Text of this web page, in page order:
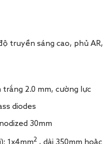
truyền sáng cao, phủ AR,
2.0 mm, cường lực
diodes
30mm
2